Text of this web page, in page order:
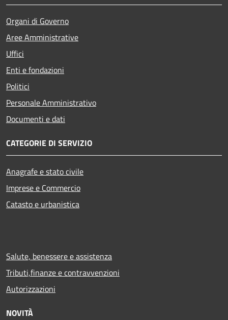
Organi di Governo
Aree Amministrative
Uffici
Enti e fondazioni
Politici
Personale Amministrativo
Documenti e dati
CATEGORIE DI SERVIZIO
Anagrafe e stato civile
Imprese e Commercio
Catasto e urbanistica
Salute, benessere e assistenza
Tributi,finanze e contravvenzioni
Autorizzazioni
NOVITÀ